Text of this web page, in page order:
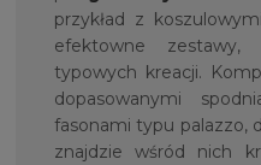
przykład z
efektowne zestawy,
typowych kreacji.
dopasowanymi
fasonami typu palazzo,
znajdzie wśród nich